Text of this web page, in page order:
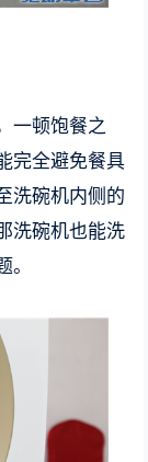
一顿饱餐之
完全避免餐具
洗碗机内侧的
洗碗机也能洗
。